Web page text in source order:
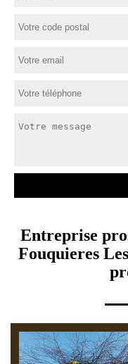
Entreprise
Fouquieres